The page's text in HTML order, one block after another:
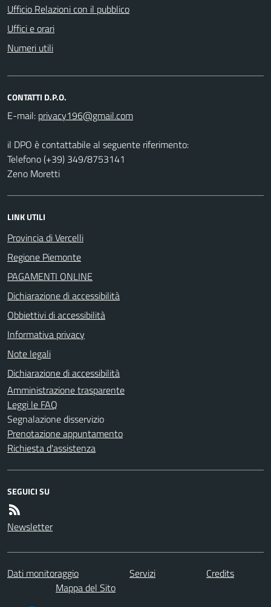
Ufficio Relazioni con il pubblico
Uffici e orari
Numeri utili
CONTATTI D.P.O.
E-mail:
il DPO è contattabile al seguente riferimento:
Telefono (+39) 349/8753141
Zeno Moretti
LINK UTILI
Provincia di Vercelli
Regione Piemonte
PAGAMENTI ONLINE
Dichiarazione di accessibilità
Obbiettivi di accessibilità
Informativa privacy
Note legali
Dichiarazione di accessibilità
Amministrazione trasparente
Leggi le FAQ
Segnalazione disservizio
Prenotazione appuntamento
Richiesta d'assistenza
SEGUICI SU
Newsletter
Dati monitoraggio Servizi
Credits
Mappa del Sito